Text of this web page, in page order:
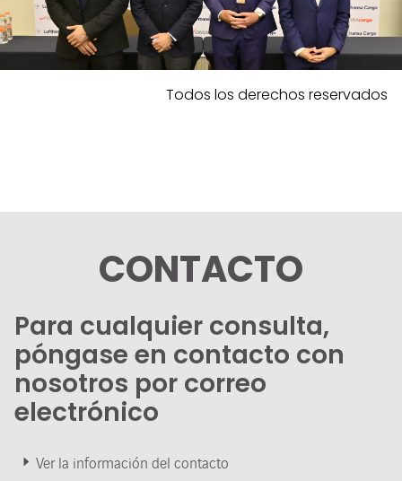
Todos los derechos reservados
CONTACTO
Para cualquier consulta,
póngase en contacto con
nosotros por correo
electrónico
Ver la información del contacto